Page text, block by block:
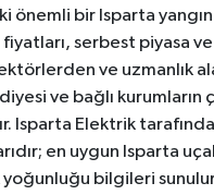
önemli bir Isparta
serbest piyasa
ve uzmanlık
ve bağlı
Isparta Elektrik
en uygun Isparta
yoğunluğu bilgileri